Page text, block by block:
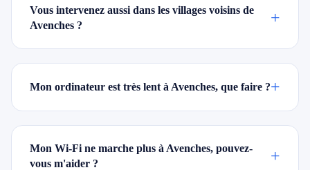
Vous intervenez aussi dans les villages voisins de
Avenches ?
+
Mon ordinateur est très lent à Avenches, que faire ?+
Mon Wi-Fi ne marche plus à Avenches, pouvez-
vous m'aider ?
+